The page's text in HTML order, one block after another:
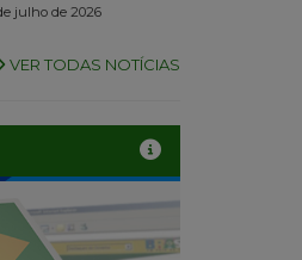
julho de 2026
VER TODAS NOTÍCIAS